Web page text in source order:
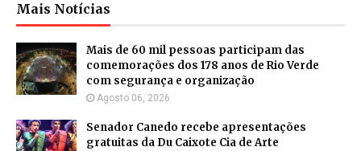
Mais Notícias
Mais de 60 mil pessoas participam das
comemorações dos 178 anos de Rio Verde
com segurança e organização
Agosto 06, 2026
Senador Canedo recebe apresentações
gratuitas da Du Caixote Cia de Arte